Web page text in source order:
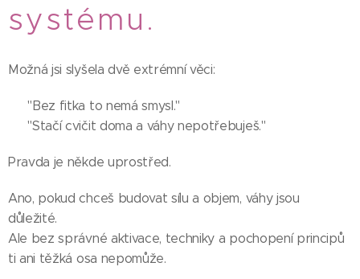
systému. 💗🍑
Možná jsi slyšela dvě extrémní věci:
👉 "Bez fitka to nemá smysl."
👉 "Stačí cvičit doma a váhy nepotřebuješ."
Pravda je někde uprostřed.
Ano, pokud chceš budovat sílu a objem, váhy jsou
důležité.
Ale bez správné aktivace, techniky a pochopení principů
ti ani těžká osa nepomůže.